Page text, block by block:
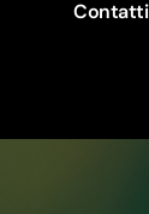
Contatti